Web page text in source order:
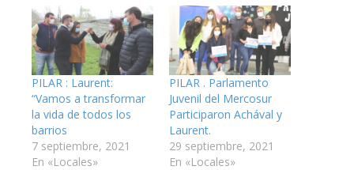
PILAR : Laurent:
“Vamos a transformar
la vida de todos los
barrios
7 septiembre, 2021
En «Locales»
PILAR . Parlamento
Juvenil del Mercosur
Participaron Achával y
Laurent.
29 septiembre, 2021
En «Locales»